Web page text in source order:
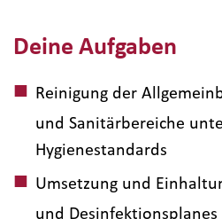
Deine Aufgaben
Reinigung der
und Sanitärbereiche
Hygienestandards
Umsetzung und
und Desinfektionsplanes